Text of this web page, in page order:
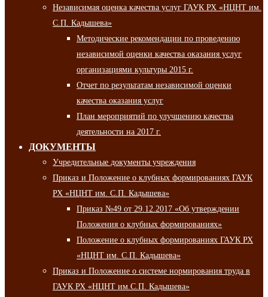
Независимая оценка качества услуг ГАУК РХ «НЦНТ им.
С.П. Кадышева»
Методические рекомендации по проведению
независимой оценки качества оказания услуг
организациями культуры 2015 г.
Отчет по результатам независимой оценки
качества оказания услуг
План мероприятий по улучшению качества
деятельности на 2017 г.
ДОКУМЕНТЫ
Учредительные документы учреждения
Приказ и Положение о клубных формированиях ГАУК
РХ «НЦНТ им. С.П. Кадышева»
Приказ №49 от 29.12.2017 «Об утверждении
Положения о клубных формированиях»
Положение о клубных формированиях ГАУК РХ
«НЦНТ им. С.П. Кадышева»
Приказ и Положение о системе нормирования труда в
ГАУК РХ «НЦНТ им.С.П. Кадышева»